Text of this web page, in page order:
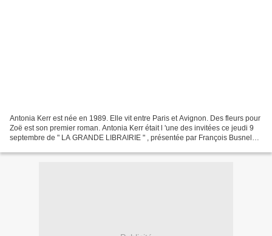
Antonia Kerr est née en 1989. Elle vit entre Paris et Avignon. Des fleurs pour
Zoë est son premier roman. Antonia Kerr était l 'une des invitées ce jeudi 9
septembre de " LA GRANDE LIBRAIRIE " , présentée par François Busnel